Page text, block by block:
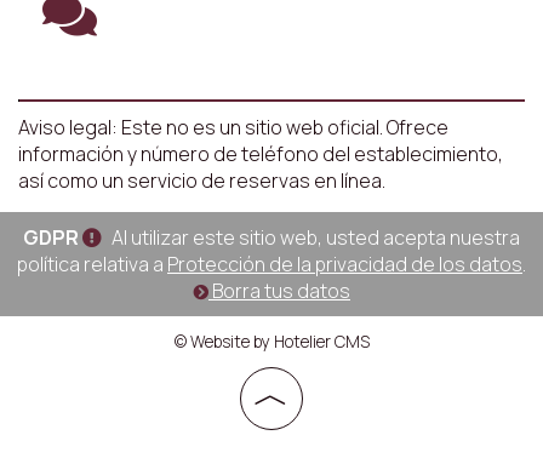
Aviso legal: Este no es un sitio web oficial. Ofrece
información y número de teléfono del establecimiento,
así como un servicio de reservas en línea.
GDPR
Al utilizar este sitio web, usted acepta nuestra
política relativa a Protección de la privacidad de los datos.
Borra tus datos
© Website by Hotelier CMS
︿